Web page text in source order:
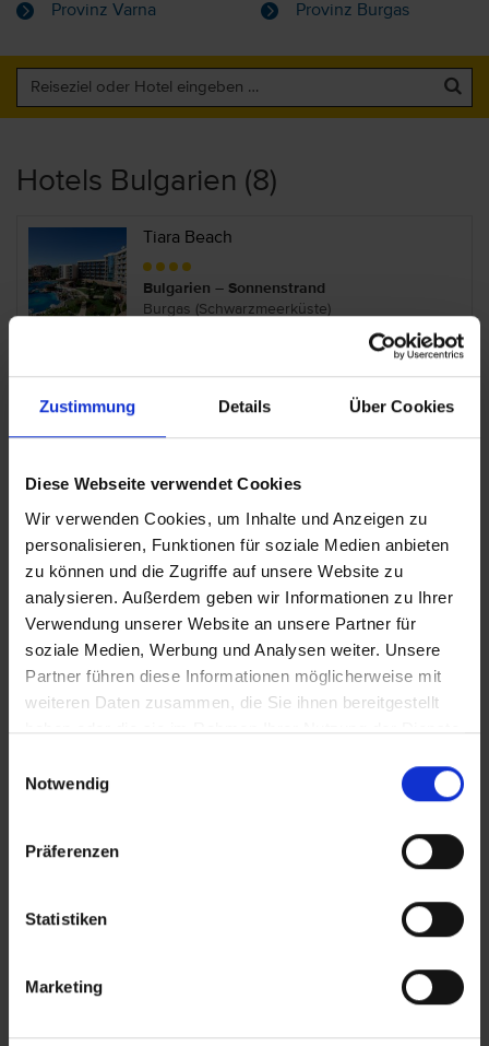
Zustimmung Details Über Cookies
Diese Webseite verwendet Cookies
Wir verwenden Cookies, um Inhalte und Anzeigen zu
personalisieren, Funktionen für soziale Medien anbieten
zu können und die Zugriffe auf unsere Website zu
analysieren. Außerdem geben wir Informationen zu Ihrer
Verwendung unserer Website an unsere Partner für
soziale Medien, Werbung und Analysen weiter. Unsere
Partner führen diese Informationen möglicherweise mit
weiteren Daten zusammen, die Sie ihnen bereitgestellt
haben oder die sie im Rahmen Ihrer Nutzung der Dienste
Notwendig
Präferenzen
Statistiken
Marketing
Provinz Varna Provinz Burgas
Hotels Bulgarien (8)
Tiara Beach
Bulgarien – Sonnenstrand
Burgas (Schwarzmeerküste)
Bulgarien – Sonnenstrand
Viva Mare Beach Hotel
Burgas (Schwarzmeerküste)
Voya Beach Resort
Bulgarien – Sveti Vlas
Bulgarien – Sonnenstrand